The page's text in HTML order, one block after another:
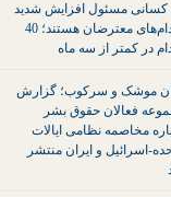
کسانی مسئول افزایش شدید
اعدام‌های معترضان هستند؛ 40
در کمتر از سه ماه
موشک و سرکوب؛ گزارش
فعالان حقوق بشر
مخاصمه نظامی ایالات
اسرائیل و ایران منتشر